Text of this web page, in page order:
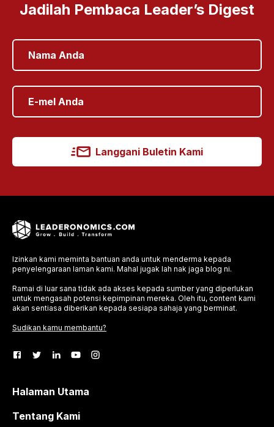
Jadilah Pembaca Leader’s Digest
Langgani Buletin Kami
Izinkan kami meminta bantuan anda untuk menderma kepada
penyelengaraan laman kami. Mahal jugak lah nak jaga blog ni.
Ramai di luar sana tidak ada akses kepada sumber yang diperlukan
untuk mengasah potensi kepimpinan mereka. Oleh itu, content kami
akan sentiasa diberikan kepada sesiapa sahaja yang berminat.
Sudikan kamu membantu?
Halaman Utama
Tentang Kami